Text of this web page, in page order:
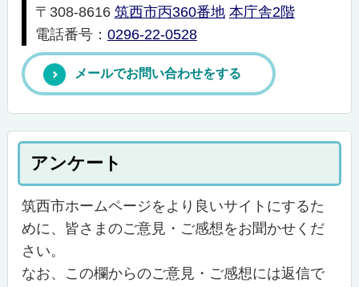
〒308-8616 筑西市丙360番地 本庁舎2階
電話番号： 0296-22-0528
メールでお問い合わせをする
アンケート
筑西市ホームページをより良いサイトにするた
めに、皆さまのご意見・ご感想をお聞かせくだ
さい。
なお、この欄からのご意見・ご感想には返信で